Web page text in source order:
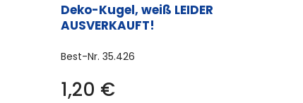
Deko-Kugel, weiß LEIDER
AUSVERKAUFT!
Best-Nr.35.426
1,20 €